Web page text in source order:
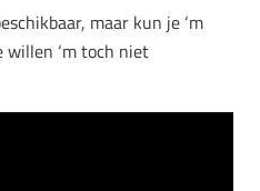
maar kun je ‘m
willen ‘m toch niet